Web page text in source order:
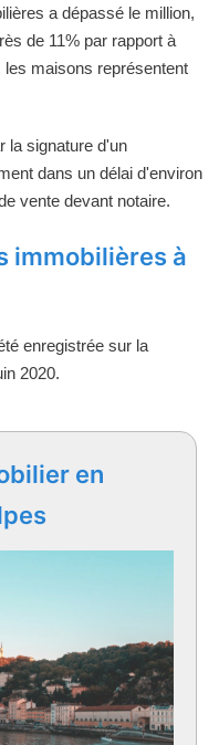
a dépassé le million,
de 11% par rapport à
les maisons représentent
la signature d'un
dans un délai d'environ
vente devant notaire.
immobilières à
enregistrée sur la
2020.
en